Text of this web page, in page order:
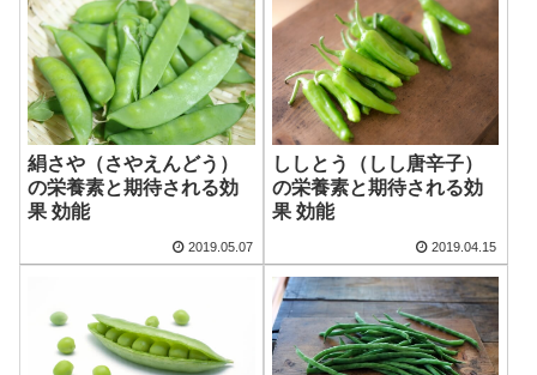
絹さや（さやえんどう）
の栄養素と期待される効
果 効能
2019.05.07
ししとう（しし唐辛子）
の栄養素と期待される効
果 効能
2019.04.15